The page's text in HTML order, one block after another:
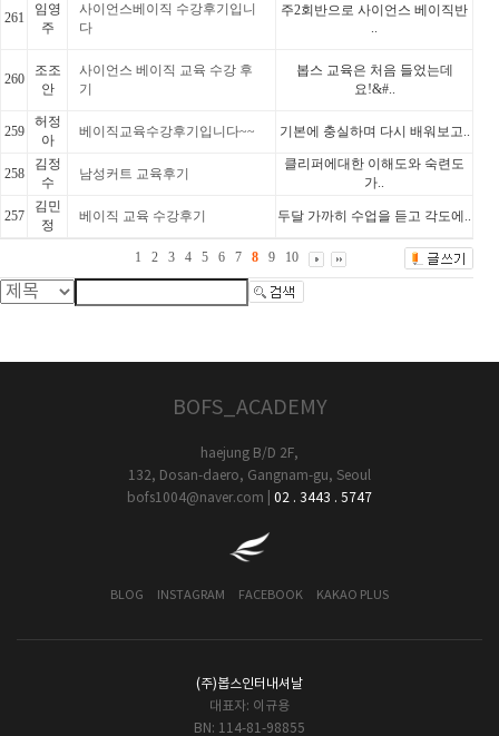
261
임영
주
사이언스베이직 수강후기입니
다
주2회반으로 사이언스 베이직반
..
260
조조
안
사이언스 베이직 교육 수강 후
기
봅스 교육은 처음 들었는데
요!&#..
259
허정
아
베이직교육수강후기입니다~~ 기본에 충실하며 다시 배워보고..
258
김정
수
남성커트 교육후기
클리퍼에대한 이해도와 숙련도
가..
257
김민
정
베이직 교육 수강후기 두달 가까히 수업을 듣고 각도에..
1 2 3 4 5 6 7 8 9 10
BOFS_ACADEMY
haejung B/D 2F,
132, Dosan-daero, Gangnam-gu, Seoul
bofs1004@naver.com
02 . 3443 . 5747
BLOG INSTAGRAM FACEBOOK KAKAO PLUS
(주)봅스인터내셔날
대표자: 이규용
BN: 114-81-98855